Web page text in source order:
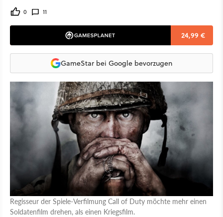
0 11
24,99 €
GameStar bei Google bevorzugen
Regisseur der Spiele-Verfilmung Call of Duty möchte mehr einen
Soldatenfilm drehen, als einen Kriegsfilm.